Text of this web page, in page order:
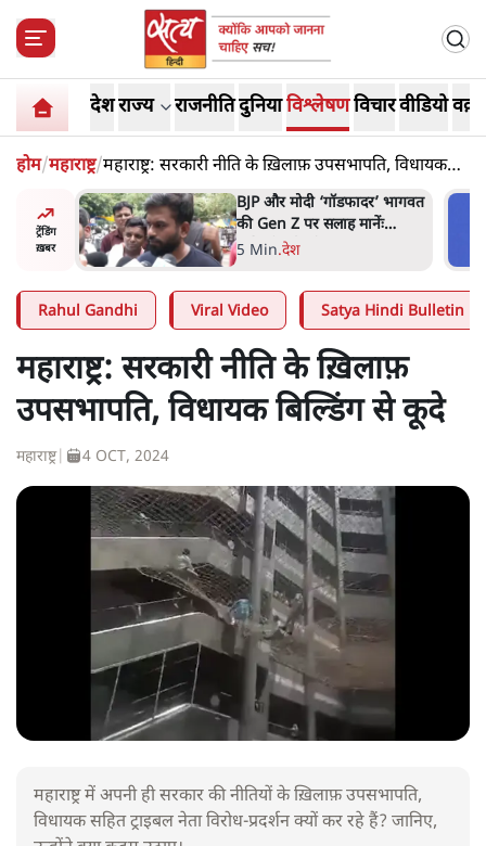
देशराज्य राजनीतिदुनियाविश्लेषणविचारवीडियो
होम/महाराष्ट्र/महाराष्ट्र: सरकारी नीति के ख़िलाफ़ उपसभापति, विधायक
बिल्डिंग से कूदे
ट्रेंडिंग
ख़बर
भागवत
मार्क ज़करबर्ग का माफीनामाः ये
बहुत अंदर की बात है
9 Min.विश्लेषण
Rahul Gandhi Viral Video Satya Hindi Bulletin
महाराष्ट्र: सरकारी नीति के ख़िलाफ़
उपसभापति, विधायक बिल्डिंग से कूदे
महाराष्ट्र| 4 OCT, 2024
महाराष्ट्र में अपनी ही सरकार की नीतियों के ख़िलाफ़ उपसभापति,
विधायक सहित ट्राइबल नेता विरोध-प्रदर्शन क्यों कर रहे हैं? जानिए,